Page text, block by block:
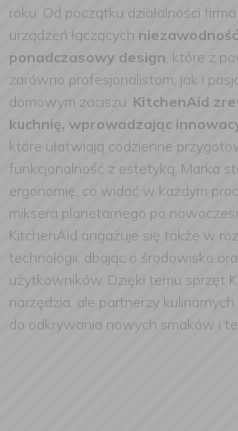
roku. Od początku działalności
urządzeń łączących
ponadczasowy design, które z
zarówno profesjonalistom, jak i
domowym zaciszu. KitchenAid
kuchnię, wprowadzając
które ułatwiają codzienne
funkcjonalność z estetyką. Marka
ergonomię, co widać w każdym
miksera planetarnego po
KitchenAid angażuje się także w
technologii, dbając o środowisko
użytkowników. Dzięki temu sprzęt
narzędzia, ale partnerzy
do odkrywania nowych smaków i